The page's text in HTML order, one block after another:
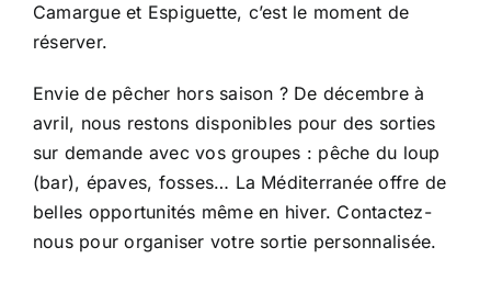
Camargue et Espiguette, c’est le moment de
réserver.
Envie de pêcher hors saison ? De décembre à
avril, nous restons disponibles pour des sorties
sur demande avec vos groupes : pêche du loup
(bar), épaves, fosses… La Méditerranée offre de
belles opportunités même en hiver. Contactez-
nous pour organiser votre sortie personnalisée.